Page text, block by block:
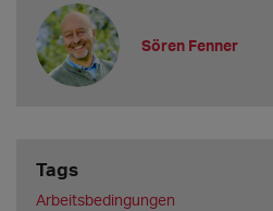
Sören Fenner
Tags
Arbeitsbedingungen